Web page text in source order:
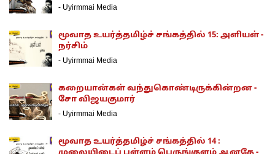
- Uyirmmai Media
மூவாத உயர்த்தமிழ்ச் சங்கத்தில் 15: அளியள் -
நர்சிம்
- Uyirmmai Media
கறையான்கள் வந்துகொண்டிருக்கின்றன -
சோ விஜயகுமார்
- Uyirmmai Media
மூவாத உயர்த்தமிழ்ச் சங்கத்தில் 14 :